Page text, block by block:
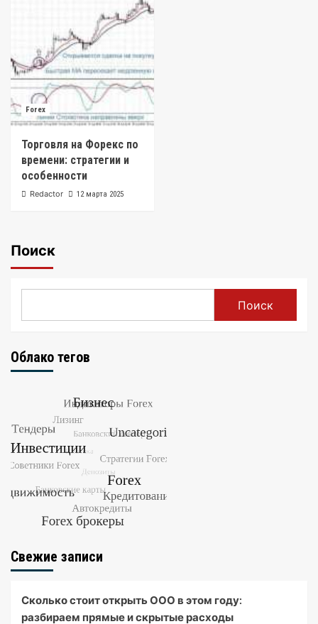
Forex
Торговля на Форекс по
времени: стратегии и
особенности
Redactor 12 марта 2025
Поиск
Поиск
Облако тегов
Свежие записи
Сколько стоит открыть ООО в этом году:
разбираем прямые и скрытые расходы